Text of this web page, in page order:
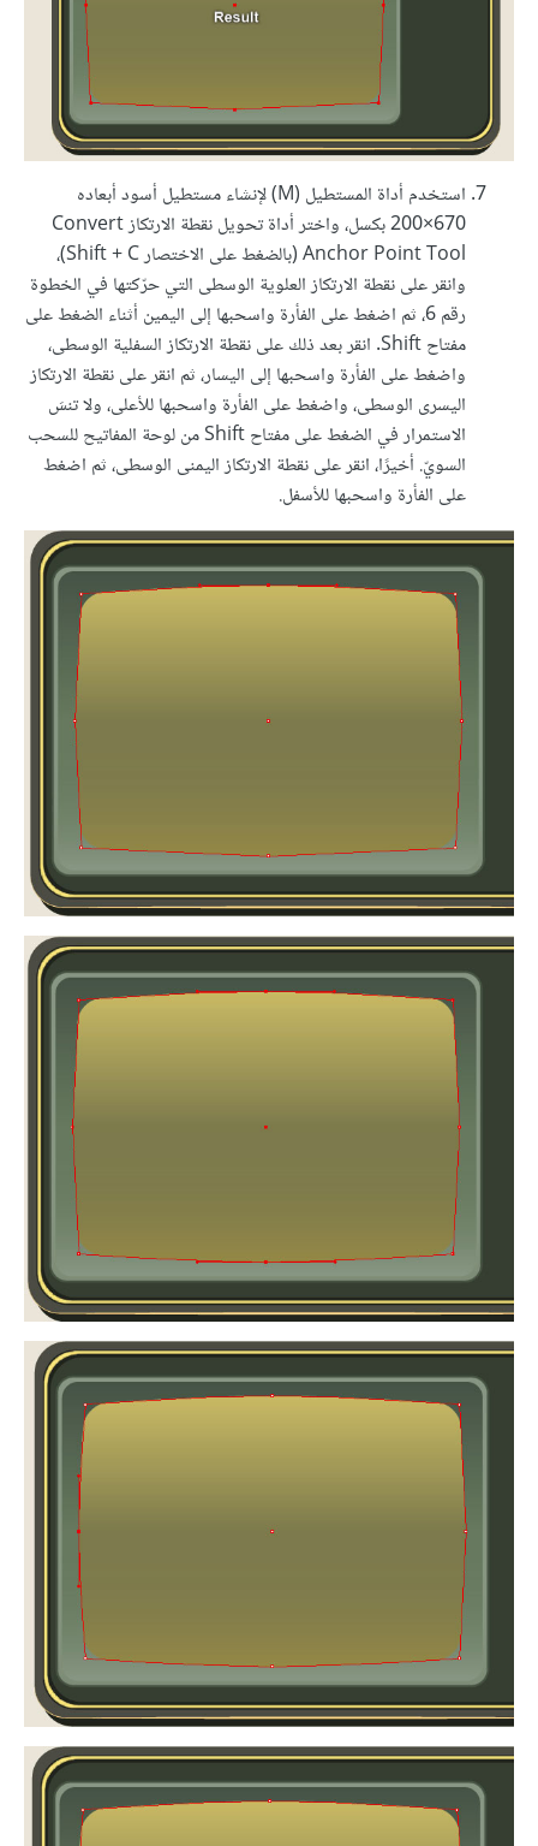
استخدم أداة المستطيل (M) لإنشاء مستطيل أسود أبعاده
200‎×670 بكسل، واختر أداة تحويل نقطة الارتكاز Convert
Anchor Point Tool (بالضغط على الاختصار Shift + C)،
وانقر على نقطة الارتكاز العلوية الوسطى التي حرّكتها في الخطوة
رقم 6، ثم اضغط على الفأرة واسحبها إلى اليمين أثناء الضغط على
مفتاح Shift. انقر بعد ذلك على نقطة الارتكاز السفلية الوسطى،
واضغط على الفأرة واسحبها إلى اليسار، ثم انقر على نقطة الارتكاز
اليسرى الوسطى، واضغط على الفأرة واسحبها للأعلى، ولا تنسَ
الاستمرار في الضغط على مفتاح Shift من لوحة المفاتيح للسحب
السويّ. أخيرًا، انقر على نقطة الارتكاز اليمنى الوسطى، ثم اضغط
على الفأرة واسحبها للأسفل.